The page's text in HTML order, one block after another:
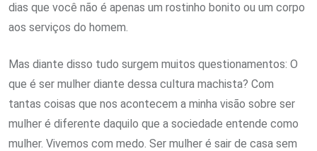
dias que você não é apenas um rostinho bonito ou um corpo
aos serviços do homem.
Mas diante disso tudo surgem muitos questionamentos: O
que é ser mulher diante dessa cultura machista? Com
tantas coisas que nos acontecem a minha visão sobre ser
mulher é diferente daquilo que a sociedade entende como
mulher. Vivemos com medo. Ser mulher é sair de casa sem